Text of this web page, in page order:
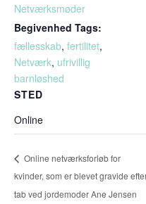
Netværksmøder
Begivenhed Tags:
fællesskab, fertilitet,
Netværk, ufrivillig
barnløshed
STED
Online
Online netværksforløb for
kvinder, som er blevet gravide
tab ved jordemoder Ane Jensen